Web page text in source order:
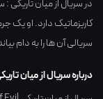
کاریزماتیک دارد. او
سریالی آن ها را به دام
درباره سریال از میان